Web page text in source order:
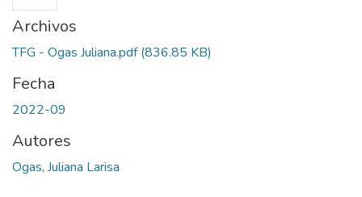
Archivos
TFG - Ogas Juliana.pdf(836.85 KB)
Fecha
2022-09
Autores
Ogas, Juliana Larisa